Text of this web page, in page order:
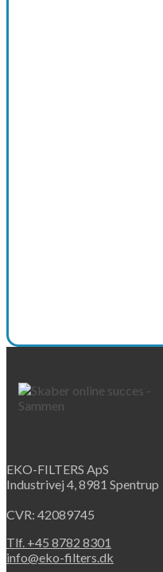
EKO-FILTERS ApS
Industrivej 4, 8981 Spentrup
CVR: 42089745
Tlf. +45 8782 8301
info@eko-filters.dk